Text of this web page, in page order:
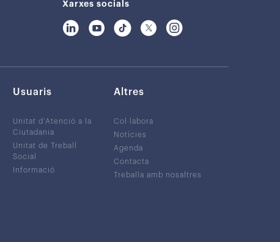
Xarxes socials
Usuaris
Unitat d’Atenció a la
Ciutadania
Unitat de Treball
Social
Informació
Altres
Col·labora
Notícies
Agenda
Contacta
Treballa amb nosaltres